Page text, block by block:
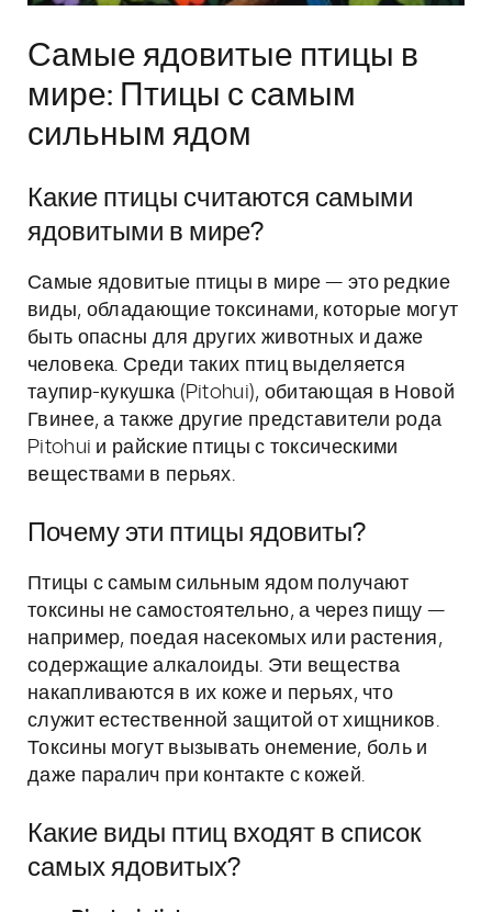
Самые ядовитые птицы в
мире: Птицы с самым
сильным ядом
Какие птицы считаются самыми
ядовитыми в мире?
Самые ядовитые птицы в мире — это редкие
виды, обладающие токсинами, которые могут
быть опасны для других животных и даже
человека. Среди таких птиц выделяется
таупир-кукушка (Pitohui), обитающая в Новой
Гвинее, а также другие представители рода
Pitohui и райские птицы с токсическими
веществами в перьях.
Почему эти птицы ядовиты?
Птицы с самым сильным ядом получают
токсины не самостоятельно, а через пищу —
например, поедая насекомых или растения,
содержащие алкалоиды. Эти вещества
накапливаются в их коже и перьях, что
служит естественной защитой от хищников.
Токсины могут вызывать онемение, боль и
даже паралич при контакте с кожей.
Какие виды птиц входят в список
самых ядовитых?